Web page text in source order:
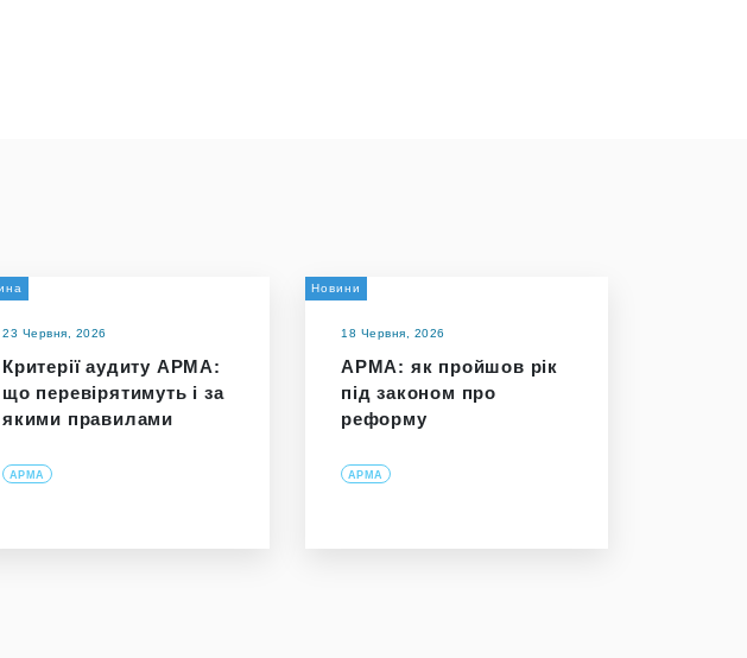
23 Червня, 2026
Критерії аудиту АРМА:
що перевірятимуть і за
якими правилами
АРМА
Новини
18 Червня, 2026
АРМА: як пройшов рік
під законом про
реформу
АРМА